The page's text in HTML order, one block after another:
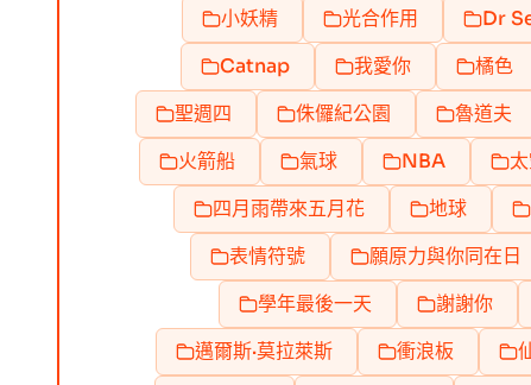
小妖精
光合作用 Dr
Catnap
我愛你 橘色
聖週四
侏儸紀公園 魯道夫
火箭船
氣球 NBA
四月雨帶來五月花
地球
表情符號
願原力與你同在日
學年最後一天
謝謝你
邁爾斯·莫拉萊斯
衝浪板